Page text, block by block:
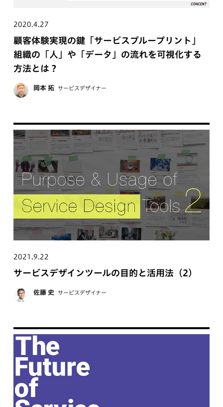
2020.4.27
顧客体験実現の鍵「サービスブループリント」
組織の「人」や「データ」の流れを可視化する
方法とは？
岡本 拓 サービスデザイナー
2021.9.22
サービスデザインツールの目的と活用法（2）
佐藤 史 サービスデザイナー